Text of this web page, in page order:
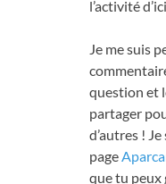
l’activité
Je me suis
question et
partager
d’autres !
page
que tu peux